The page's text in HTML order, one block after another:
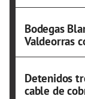
Bodegas
Valdeorras
Detenidos
cable de